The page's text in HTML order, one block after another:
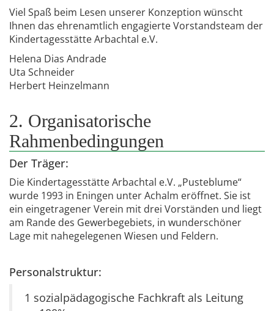
Viel Spaß beim Lesen unserer Konzeption wünscht
Ihnen das ehrenamtlich engagierte Vorstandsteam der
Kindertagesstätte Arbachtal e.V.
Helena Dias Andrade
Uta Schneider
Herbert Heinzelmann
2. Organisatorische
Rahmenbedingungen
Der Träger:
Die Kindertagesstätte Arbachtal e.V. „Pusteblume“
wurde 1993 in Eningen unter Achalm eröffnet. Sie ist
ein eingetragener Verein mit drei Vorständen und liegt
am Rande des Gewerbegebiets, in wunderschöner
Lage mit nahegelegenen Wiesen und Feldern.
Personalstruktur:
1 sozialpädagogische Fachkraft als Leitung